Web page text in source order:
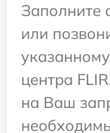
Заполните
или
центра
на Ваш